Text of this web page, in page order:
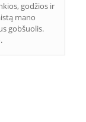
godžios ir
mano
gobšuolis.